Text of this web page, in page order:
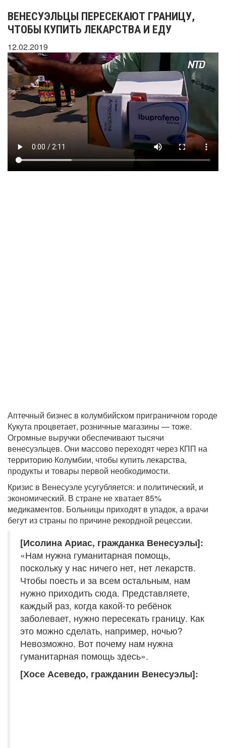
ВЕНЕСУЭЛЬЦЫ ПЕРЕСЕКАЮТ ГРАНИЦУ,
ЧТОБЫ КУПИТЬ ЛЕКАРСТВА И ЕДУ
12.02.2019
Аптечный бизнес в колумбийском приграничном городе
Кукута процветает, розничные магазины — тоже.
Огромные выручки обеспечивают тысячи
венесуэльцев. Они массово переходят через КПП на
территорию Колумбии, чтобы купить лекарства,
продукты и товары первой необходимости.
Кризис в Венесуэле усугубляется: и политический, и
экономический. В стране не хватает 85%
медикаментов. Больницы приходят в упадок, а врачи
бегут из страны по причине рекордной рецессии.
[Исолина Ариас, гражданка Венесуэлы]:
«Нам нужна гуманитарная помощь,
поскольку у нас ничего нет, нет лекарств.
Чтобы поесть и за всем остальным, нам
нужно приходить сюда. Представляете,
каждый раз, когда какой-то ребёнок
заболевает, нужно пересекать границу. Как
это можно сделать, например, ночью?
Невозможно. Вот почему нам нужна
гуманитарная помощь здесь».
[Хосе Асеведо, гражданин Венесуэлы]: